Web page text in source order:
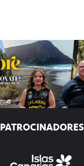
PATROCINADORES